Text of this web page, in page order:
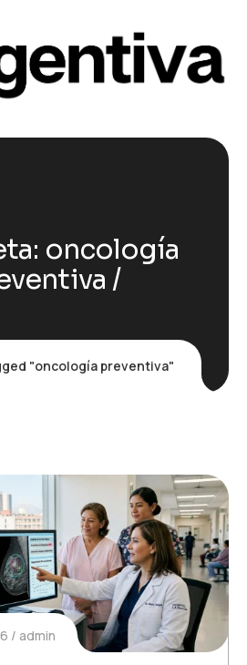
oncología
"oncología preventiva"
admin